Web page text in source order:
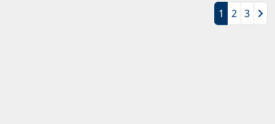
1 2 3